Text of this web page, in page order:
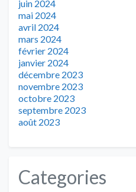
juin 2024
mai 2024
avril 2024
mars 2024
février 2024
janvier 2024
décembre 2023
novembre 2023
octobre 2023
septembre 2023
août 2023
Categories